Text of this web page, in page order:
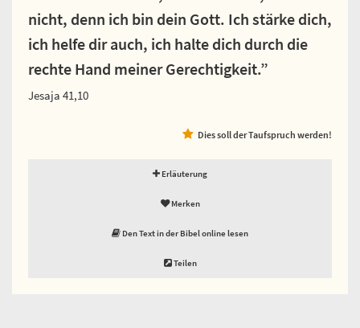
nicht, denn ich bin dein Gott. Ich stärke dich,
ich helfe dir auch, ich halte dich durch die
rechte Hand meiner Gerechtigkeit.”
Jesaja 41,10
Dies soll der Taufspruch werden!
Erläuterung
Merken
Den Text in der Bibel online lesen
Teilen